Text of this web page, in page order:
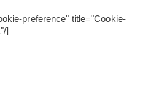
preference" title="Cookie-
]